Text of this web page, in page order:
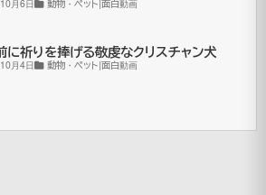
月6日 動物・ペット|面白動画
に祈りを捧げる敬虔なクリスチャン犬
月4日 動物・ペット|面白動画